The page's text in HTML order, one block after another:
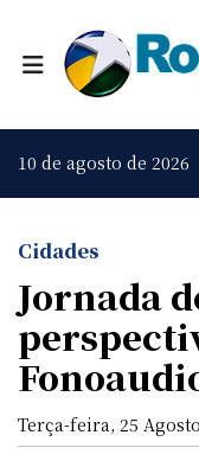
10 de agosto de 2026
Cidades
Jornada
Terça-feira, 25